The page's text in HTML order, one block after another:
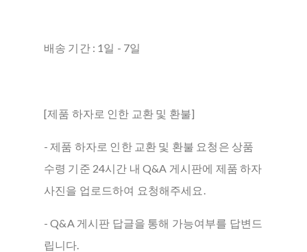
배송 기간 : 1일 - 7일
[제품 하자로 인한 교환 및 환불]
- 제품 하자로 인한 교환 및 환불 요청은 상품
수령 기준 24시간 내 Q&A 게시판에 제품 하자
사진을 업로드하여 요청해주세요.
- Q&A 게시판 답글을 통해 가능여부를 답변드
립니다.